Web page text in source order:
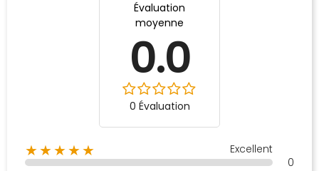
Évaluation
moyenne
0.0
0 Évaluation
★★★★★
Excellent
0